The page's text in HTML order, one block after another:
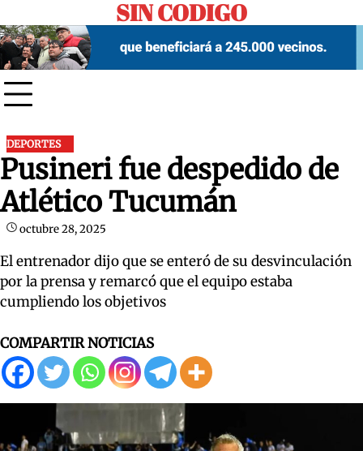
to
content
SIN CODIGO
DEPORTES
Pusineri fue despedido de
Atlético Tucumán
octubre 28, 2025
El entrenador dijo que se enteró de su desvinculación
por la prensa y remarcó que el equipo estaba
cumpliendo los objetivos
COMPARTIR NOTICIAS